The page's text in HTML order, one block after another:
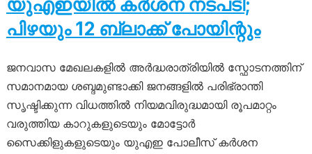
പിഴയും 12 ബ്ലാക്ക് പോയിന്റും
ജനവാസ മേഖലകളിൽ അർദ്ധരാത്രിയിൽ സ്ഫോടനത്തിന്
സമാനമായ ശബ്ദമുണ്ടാക്കി ജനങ്ങളിൽ പരിഭ്രാന്തി
സൃഷ്ടിക്കുന്ന വിധത്തിൽ നിയമവിരുദ്ധമായി രൂപമാറ്റം
വരുത്തിയ കാറുകളുടെയും മോട്ടോർ
സൈക്കിളുകളുടെയും യുഎഇ പോലീസ് കർശന